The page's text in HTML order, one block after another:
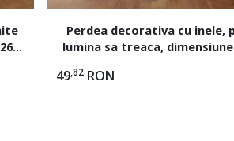
Perdea decorativa cu inele,
lumina sa treaca, dimensiune
49,82 RON